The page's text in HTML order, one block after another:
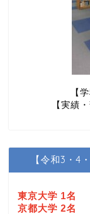
【
【実績
【令和3・4
東京大学 1名
京都大学 2名